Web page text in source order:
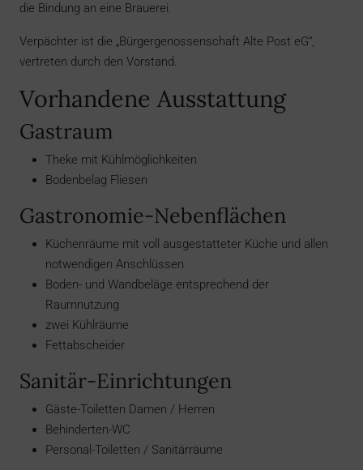
die Bindung an eine Brauerei.
Verpächter ist die „Bürgergenossenschaft Alte Post eG“,
vertreten durch den Vorstand.
Vorhandene Ausstattung
Gastraum
Theke mit Kühlmöglichkeiten
Bodenbelag Fliesen
Gastronomie-Nebenflächen
Küchenräume mit voll ausgestatteter Küche und allen
notwendigen Anschlüssen
Boden- und Wandbeläge entsprechend der
Raumnutzung
zwei Kühlräume
Fettabscheider
Sanitär-Einrichtungen
Gäste-Toiletten Damen / Herren
Behinderten-WC
Personal-Toiletten / Sanitärräume